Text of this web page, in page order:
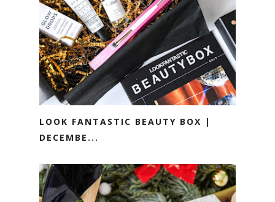
LOOK FANTASTIC BEAUTY BOX |
DECEMBE...